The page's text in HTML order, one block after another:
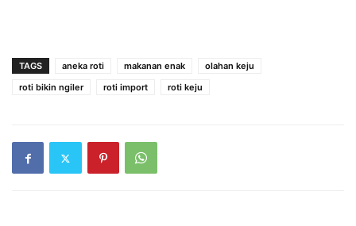
TAGS aneka roti makanan enak
olahan keju
roti bikin ngiler
roti import roti keju